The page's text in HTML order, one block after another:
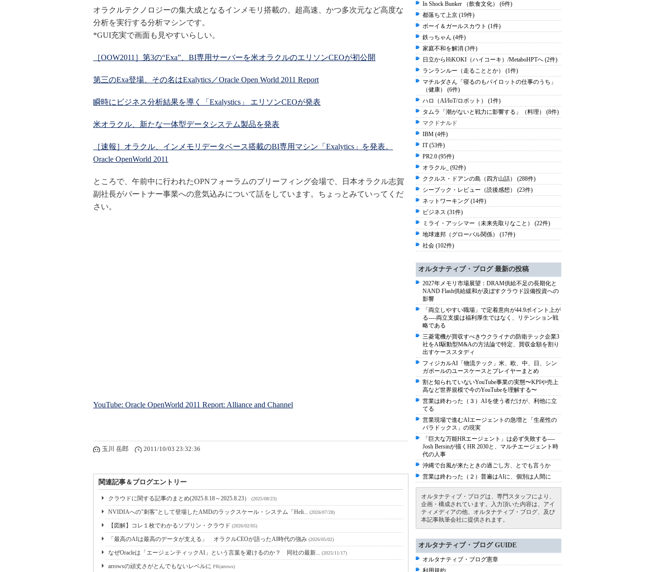
オラクルテクノロジーの集大成となるインメモリ搭載の、超高速、かつ多次元など高度な
分析を実行する分析マシンです。
*GUI充実で画面も見やすいらしい。
［OOW2011］第3の“Exa”、BI専用サーバーを米オラクルのエリソンCEOが初公開
第三のExa登場、その名はExalytics／Oracle Open World 2011 Report
瞬時にビジネス分析結果を導く「Exalystics」 エリソンCEOが発表
米オラクル、新たな一体型データシステム製品を発表
［速報］オラクル、インメモリデータベース搭載のBI専用マシン「Exalytics」を発表。
Oracle OpenWorld 2011
ところで、午前中に行われたOPNフォーラムのブリーフィング会場で、日本オラクル志賀
副社長がパートナー事業への意気込みについて話をしています。ちょっとみていってくだ
さい。
YouTube: Oracle OpenWorld 2011 Report: Alliance and Channel
玉川 岳郎 2011/10/03 23:32:36
関連記事＆ブログエントリー
クラウドに関する記事のまとめ(2025.8.18～2025.8.23） (2025/08/23)
NVIDIAへの"刺客"として登場したAMDのラックスケール・システム「Heli... (2026/07/28)
【図解】コレ１枚でわかるソブリン・クラウド (2026/02/05)
「最高のAIは最高のデータが支える」 オラクルCEOが語ったAI時代の強み (2026/05/02)
なぜOracleは「エージェンティックAI」という言葉を避けるのか？ 同社の最新... (2025/11/17)
arrowsの頑丈さがとんでもないレベルに PR(arrows)
In Shock Bunker （飲食文化） (6件)
都落ちて上京 (19件)
ボーイ＆ガールスカウト (1件)
鉄っちゃん (4件)
家庭不和を解消 (3件)
日立からHiKOKI（ハイコーキ）/MetaboHPTへ (2件)
ランランルー（走ることとか） (1件)
マチルダさん「寝るのもパイロットの仕事のうち」
（健康） (6件)
ハロ（AI/IoT/ロボット） (1件)
タムラ「潮がないと戦力に影響する」（料理） (8件)
マクドナルド
IBM (4件)
IT (53件)
PR2.0 (95件)
オラクル_ (92件)
ククルス・ドアンの島（四方山話） (288件)
シーブック・レビュー（読後感想） (23件)
ネットワーキング (14件)
ビジネス (31件)
ミライ・アッシマー（未来先取りなこと） (22件)
地球連邦（グローバル関係） (17件)
社会 (102件)
オルタナティブ・ブログ 最新の投稿
2027年メモリ市場展望：DRAM供給不足の長期化と
NAND Flash供給緩和が及ぼすクラウド設備投資への
影響
「両立しやすい職場」で定着意向が44.9ポイント上が
る----両立支援は福利厚生ではなく、リテンション戦
略である
三菱電機が買収すべきウクライナの防衛テック企業3
社をAI駆動型M&Aの方法論で特定、買収金額を割り
出すケーススタディ
フィジカルAI「物流テック」米、欧、中、日、シン
ガポールのユースケースとプレイヤーまとめ
割と知られていないYouTube事業の実態〜KPIや売上
高など世界規模で今のYouTubeを理解する〜
営業は終わった（３）AIを使う者だけが、利他に立
てる
営業現場で進むAIエージェントの急増と「生産性の
パラドックス」の現実
「巨大な万能HRエージェント」は必ず失敗する----
Josh Bersinが描くHR 2030と、マルチエージェント時
代の人事
沖縄で台風が来たときの過ごし方、とでも言うか
営業は終わった（２）普遍はAIに、個別は人間に
オルタナティブ・ブログは、専門スタッフにより、
企画・構成されています。入力頂いた内容は、アイ
ティメディアの他、オルタナティブ・ブログ、及び
本記事執筆会社に提供されます。
オルタナティブ・ブログ GUIDE
オルタナティブ・ブログ憲章
利用規約